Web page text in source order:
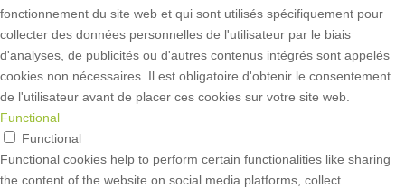
fonctionnement du site web et qui sont utilisés spécifiquement pour
collecter des données personnelles de l'utilisateur par le biais
d'analyses, de publicités ou d'autres contenus intégrés sont appelés
cookies non nécessaires. Il est obligatoire d'obtenir le consentement
de l'utilisateur avant de placer ces cookies sur votre site web.
Functional
Functional
Functional cookies help to perform certain functionalities like sharing
the content of the website on social media platforms, collect